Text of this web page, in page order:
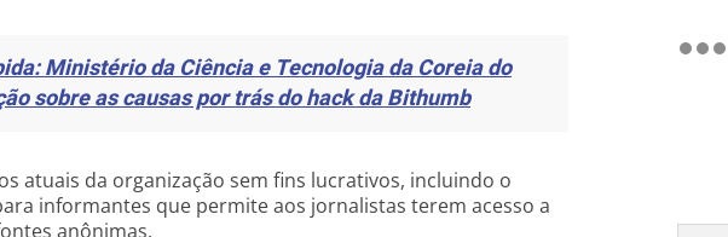
Ministério da Ciência e Tecnologia da Coreia do
sobre as causas por trás do hack da Bithumb
atuais da organização sem fins lucrativos, incluindo o
informantes que permite aos jornalistas terem acesso a
anônimas.